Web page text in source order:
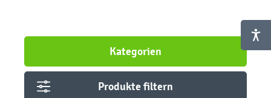
Kategorien
Produkte filtern